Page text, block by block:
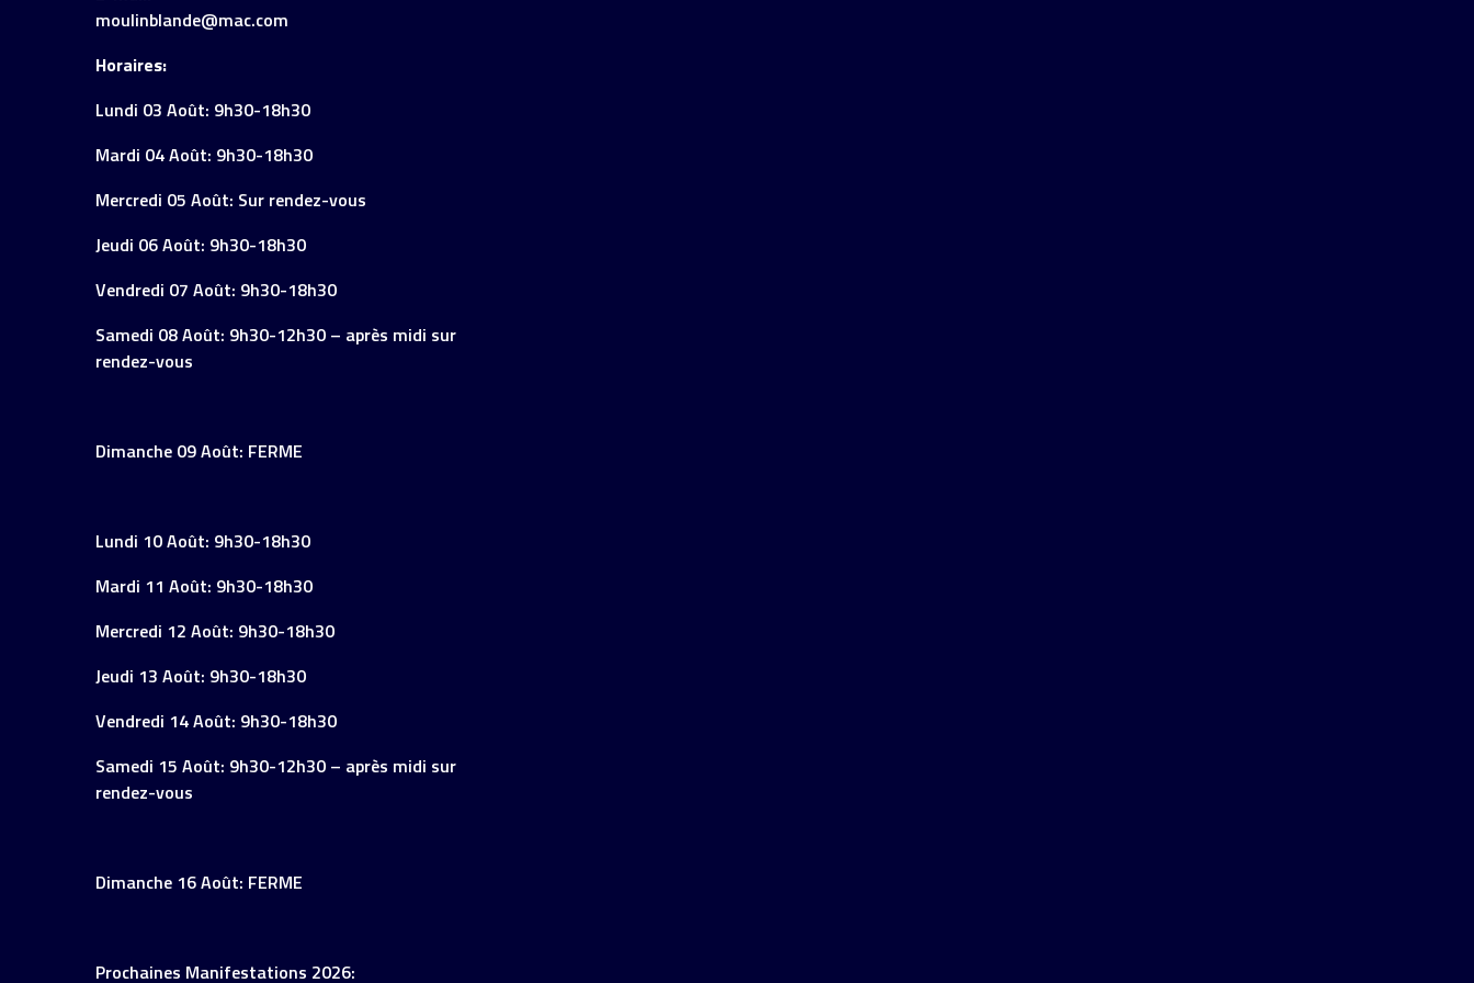
moulinblande@mac.com
Horaires:
Lundi 03 Août: 9h30-18h30
Mardi 04 Août: 9h30-18h30
Mercredi 05 Août: Sur rendez-vous
Jeudi 06 Août: 9h30-18h30
Vendredi 07 Août: 9h30-18h30
Samedi 08 Août: 9h30-12h30 – après midi sur
rendez-vous
Dimanche 09 Août: FERME
Lundi 10 Août: 9h30-18h30
Mardi 11 Août: 9h30-18h30
Mercredi 12 Août: 9h30-18h30
Jeudi 13 Août: 9h30-18h30
Vendredi 14 Août: 9h30-18h30
Samedi 15 Août: 9h30-12h30 – après midi sur
rendez-vous
Dimanche 16 Août: FERME
Prochaines Manifestations 2026: